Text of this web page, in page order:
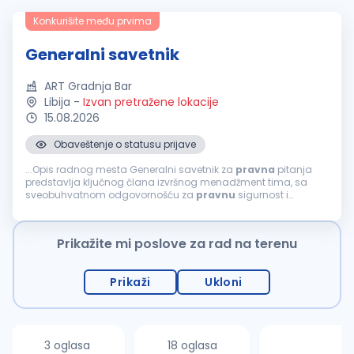
Konkurišite među prvima
Generalni savetnik
ART Gradnja Bar
Libija - Izvan pretražene lokacije
15.08.2026
Obaveštenje o statusu prijave
...Opis radnog mesta Generalni savetnik za pravna pitanja
predstavlja ključnog člana izvršnog menadžment tima, sa
sveobuhvatnom odgovornošću za pravnu sigurnost i
poslovima, ova pozicija ima...
Prikažite mi poslove za rad na terenu
Prikaži Ukloni
3 oglasa 18 oglasa